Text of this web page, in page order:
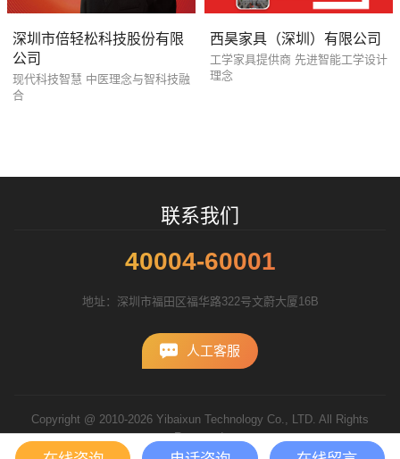
深圳市倍轻松科技股份有限
公司
现代科技智慧 中医理念与智科技融
合
西昊家具（深圳）有限公司
工学家具提供商 先进智能工学设计
理念
联系我们
40004-60001
地址：深圳市福田区福华路322号文蔚大厦16B
人工客服
Copyright @ 2010-2026 Yibaixun Technology Co., LTD. All Rights
Reserved.
粤ICP备10056793号